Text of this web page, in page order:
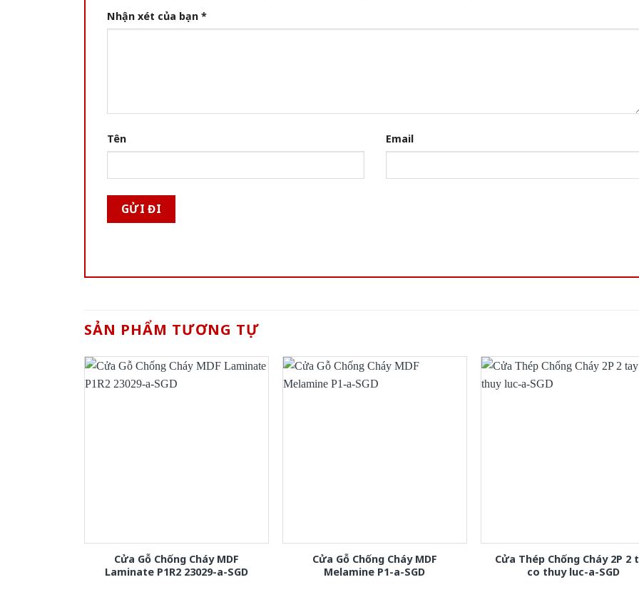
Nhận xét của bạn *
Tên Email
SẢN PHẨM TƯƠNG TỰ
Cửa Gỗ Chống Cháy MDF
Laminate P1R2 23029-a-SGD
Cửa Gỗ Chống Cháy MDF
Melamine P1-a-SGD
Cửa Thép Chống Cháy 2P 2
co thuy luc-a-SGD